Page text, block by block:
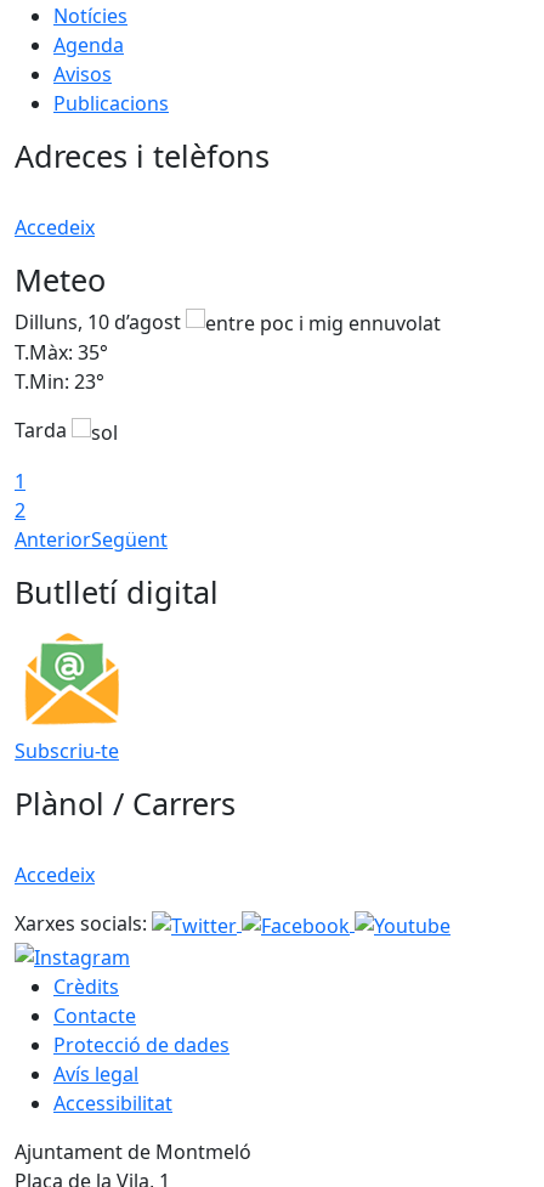
Notícies
Agenda
Avisos
Publicacions
Adreces i telèfons
Accedeix
Meteo
Dilluns, 10 d’agost
T.Màx: 35°
T.Min: 23°
Tarda
1
2
AnteriorSegüent
Butlletí digital
Subscriu-te
Plànol / Carrers
Accedeix
Xarxes socials:
Crèdits
Contacte
Protecció de dades
Avís legal
Accessibilitat
Ajuntament de Montmeló
Plaça de la Vila, 1